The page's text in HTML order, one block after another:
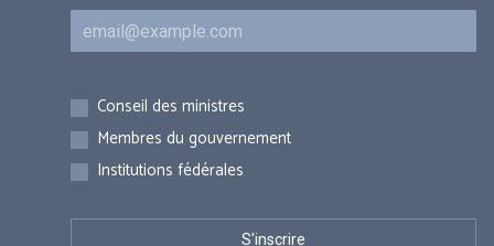
Courriel
Inscriptions
Conseil des ministres
Membres du gouvernement
Institutions fédérales